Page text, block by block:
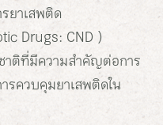
ยาเสพติด
Drugs: CND )
าติที่มีความสำคัญต่อการ
รควบคุมยาเสพติดใน